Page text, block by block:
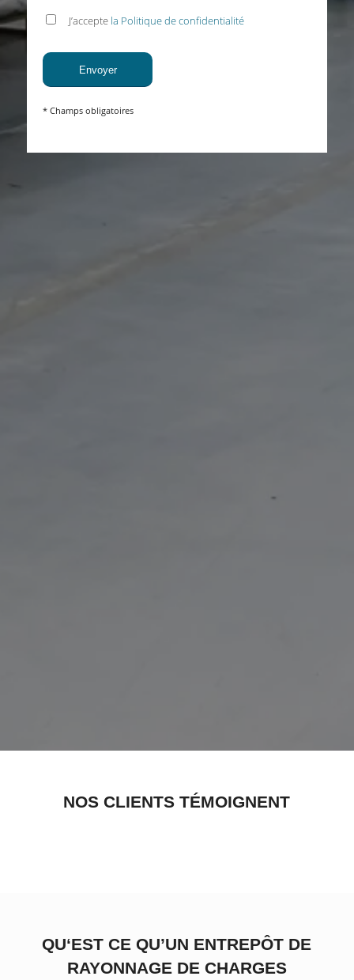
J’accepte la Politique de confidentialité
* Champs obligatoires
NOS CLIENTS TÉMOIGNENT
QU‘EST CE QU’UN ENTREPÔT DE
RAYONNAGE DE CHARGES